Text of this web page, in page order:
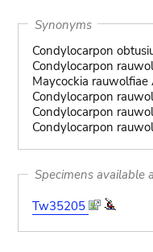
Synonyms
Condylocarpon
Condylocarpon
Maycockia rauwolfiae
Condylocarpon
Condylocarpon
Condylocarpon
Specimens available
Tw35205